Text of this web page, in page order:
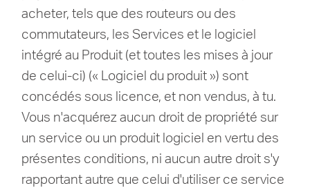
acheter, tels que des routeurs ou des
commutateurs, les Services et le logiciel
intégré au Produit (et toutes les mises à jour
de celui-ci) (« Logiciel du produit ») sont
concédés sous licence, et non vendus, à tu.
Vous n'acquérez aucun droit de propriété sur
un service ou un produit logiciel en vertu des
présentes conditions, ni aucun autre droit s'y
rapportant autre que celui d'utiliser ce service